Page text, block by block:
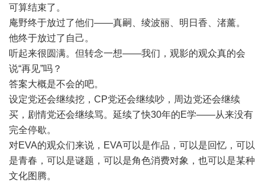
可算结束了。
庵野终于放过了他们——真嗣、绫波丽、明日香、渚薰。
他终于放过了自己。
听起来很圆满。但转念一想——我们，观影的观众真的会
说“再见”吗？
答案大概是不会的吧。
设定党还会继续挖，CP党还会继续吵，周边党还会继续
买，剧情党还会继续骂。延续了快30年的E学——从来没有
完全停歇。
对EVA的观众们来说，EVA可以是作品，可以是回忆，可以
是青春，可以是谜题，可以是角色消费对象，也可以是某种
文化图腾。